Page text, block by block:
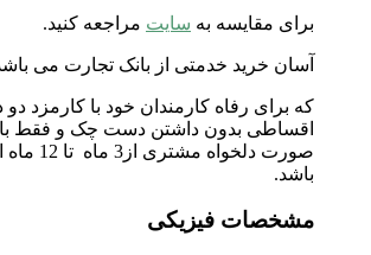
برای مقایسه به سایت مراجعه کنید.
آسان خرید خدمتی از بانک تجارت می
که برای رفاه کارمندان خود با کارمزد
اقساطی بدون داشتن دست چک و فقط با
صورت
باشد.
مشخصات فیزیکی